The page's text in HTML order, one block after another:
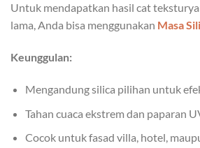
Untuk mendapatkan hasil cat
lama, Anda bisa menggunakan Masa
Keunggulan:
Mengandung silica pilihan untuk
Tahan cuaca ekstrem dan paparan
Cocok untuk fasad villa, hotel,